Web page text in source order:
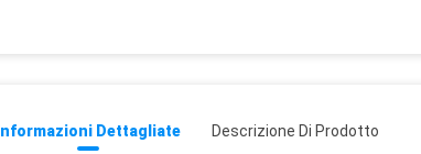
Informazioni Dettagliate Descrizione Di Prodotto